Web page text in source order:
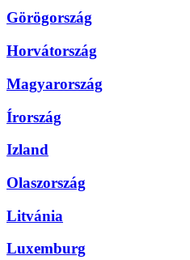
Görögország
Horvátország
Magyarország
Írország
Izland
Olaszország
Litvánia
Luxemburg